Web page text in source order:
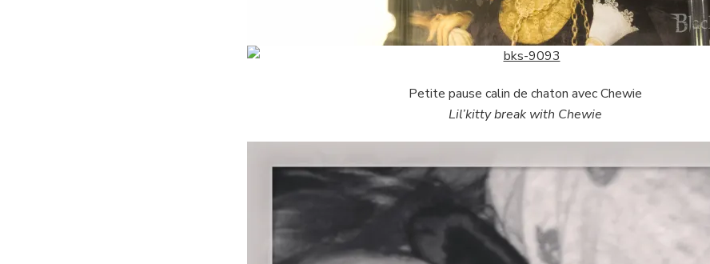
Petite pause calin de chaton avec Chewie
Lil’kitty break with Chewie